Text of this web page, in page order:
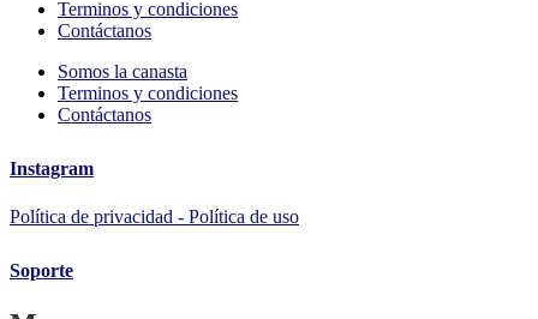
Terminos y condiciones
Contáctanos
Somos la canasta
Terminos y condiciones
Contáctanos
Instagram
Política de privacidad - Política de uso
Soporte